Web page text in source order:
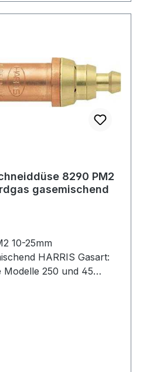
8290 PM2
gasemischend
10-25mm
HARRIS Gasart:
250 und 45